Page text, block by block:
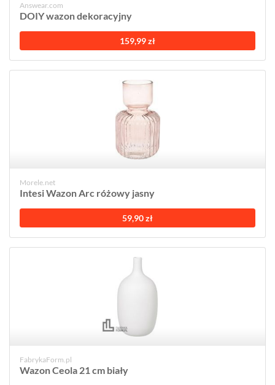
Answear.com
DOIY wazon dekoracyjny
159,99 zł
Morele.net
Intesi Wazon Arc różowy jasny
59,90 zł
FabrykaForm.pl
Wazon Ceola 21 cm biały